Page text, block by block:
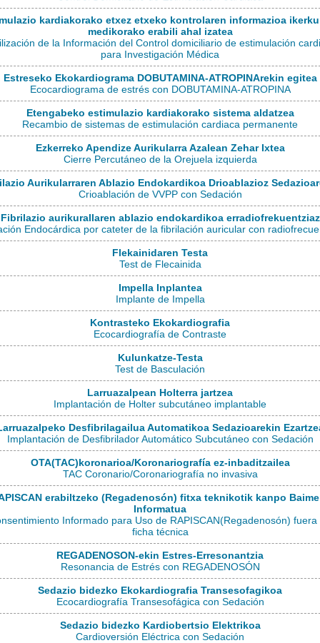
kardiakorako etxez etxeko kontrolaren informazioa
medikorako erabili ahal izatea
de la Información del Control domiciliario de estimulación
para Investigación Médica
Estreseko Ekokardiograma DOBUTAMINA-ATROPINArekin egitea
Ecocardiograma de estrés con DOBUTAMINA-ATROPINA
Etengabeko estimulazio kardiakorako sistema aldatzea
Recambio de sistemas de estimulación cardiaca permanente
Ezkerreko Apendize Aurikularra Azalean Zehar Ixtea
Cierre Percutáneo de la Orejuela izquierda
Aurikularraren Ablazio Endokardikoa Drioablazioz
Crioablación de VVPP con Sedación
Fibrilazio aurikurallaren ablazio endokardikoa erradiofrekuentziaz
Endocárdica por cateter de la fibrilación auricular con
Flekainidaren Testa
Test de Flecainida
Impella Inplantea
Implante de Impella
Kontrasteko Ekokardiografia
Ecocardiografía de Contraste
Kulunkatze-Testa
Test de Basculación
Larruazalpean Holterra jartzea
Implantación de Holter subcutáneo implantable
Desfibrilagailua Automatikoa Sedazioarekin
Implantación de Desfibrilador Automático Subcutáneo con Sedación
OTA(TAC)koronarioa/Koronariografía ez-inbaditzailea
TAC Coronario/Coronariografía no invasiva
erabiltzeko (Regadenosón) fitxa teknikotik kanpo
Informatua
Informado para Uso de RAPISCAN(Regadenosón) fuera
ficha técnica
REGADENOSON-ekin Estres-Erresonantzia
Resonancia de Estrés con REGADENOSÓN
Sedazio bidezko Ekokardiografia Transesofagikoa
Ecocardiografía Transesofágica con Sedación
Sedazio bidezko Kardiobertsio Elektrikoa
Cardioversión Eléctrica con Sedación